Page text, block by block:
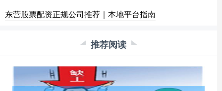
东营股票配资正规公司推荐｜本地平台指南
推荐阅读